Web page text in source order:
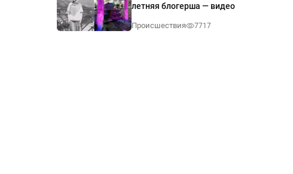
летняя блогерша — видео
Происшествия 7717